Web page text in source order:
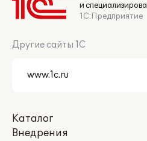
и
1С:Предприятие
Другие сайты 1С
Каталог
Внедрения